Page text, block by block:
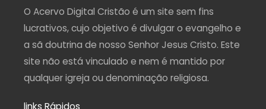
a
m
k
-
f
m p
O Acervo Digital Cristão é um site sem fins
lucrativos, cujo objetivo é divulgar o evangelho e
a sã doutrina de nosso Senhor Jesus Cristo. Este
site não está vinculado e nem é mantido por
qualquer igreja ou denominação religiosa.
links Rápidos